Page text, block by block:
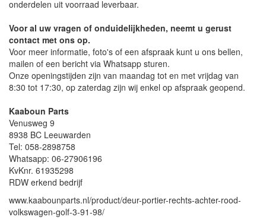
onderdelen uit voorraad leverbaar.
Voor al uw vragen of onduidelijkheden, neemt u gerust
contact met ons op.
Voor meer informatie, foto's of een afspraak kunt u ons bellen,
mailen of een bericht via Whatsapp sturen.
Onze openingstijden zijn van maandag tot en met vrijdag van
8:30 tot 17:30, op zaterdag zijn wij enkel op afspraak geopend.
Kaaboun Parts
Venusweg 9
8938 BC Leeuwarden
Tel: 058-2898758
Whatsapp: 06-27906196
KvKnr. 61935298
RDW erkend bedrijf
www.kaabounparts.nl/product/deur-portier-rechts-achter-rood-
volkswagen-golf-3-91-98/